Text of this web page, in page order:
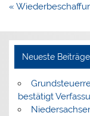
Beitragsnavigation
«
Neueste Beiträge
bestätigt